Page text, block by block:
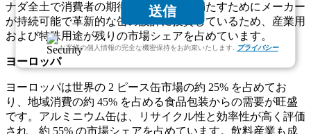
送信
お客様の個人情報の完全な機密保持をお約束いたします. プライバシー
ナダ全土で消費者の期待と規制要件を満たすためにメーカー
が持続可能で革新的な缶の設計に投資しているため、産業用
および特殊用途が残りの市場シェアを占めています。
ヨーロッパ
ヨーロッパは世界の 2 ピース缶市場の約 25% を占めてお
り、地域消費の約 45% を占める食品包装からの需要が旺盛
です。アルミニウム缶は、リサイクル性と効率性が高く評価
され、約 55% の市場シェアを占めています。飲料産業も成